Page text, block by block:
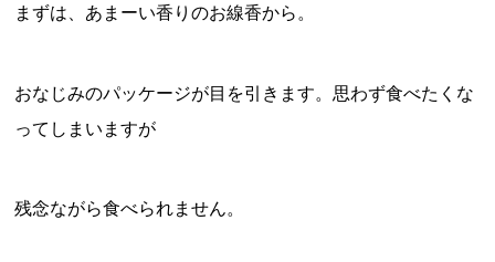
まずは、あまーい香りのお線香から。
おなじみのパッケージが目を引きます。思わず食べたくな
ってしまいますが
残念ながら食べられません。